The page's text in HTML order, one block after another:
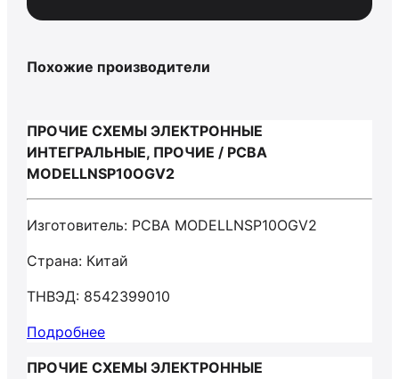
Похожие производители
ПРОЧИЕ СХЕМЫ ЭЛЕКТРОННЫЕ
ИНТЕГРАЛЬНЫЕ, ПРОЧИЕ / PCBA
MODELLNSP10OGV2
Изготовитель: PCBA MODELLNSP10OGV2
Страна: Китай
ТНВЭД: 8542399010
Подробнее
ПРОЧИЕ СХЕМЫ ЭЛЕКТРОННЫЕ